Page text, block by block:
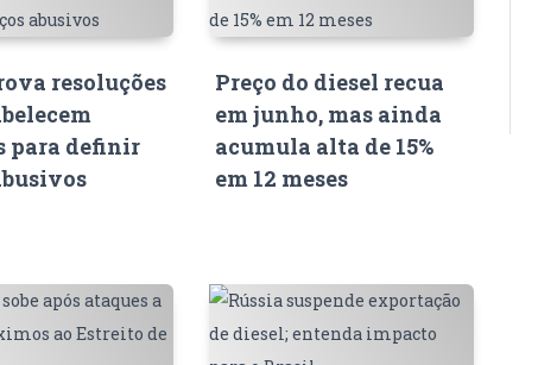
resoluções
para definir
Preço do diesel recua
em junho, mas ainda
acumula alta de 15%
em 12 meses